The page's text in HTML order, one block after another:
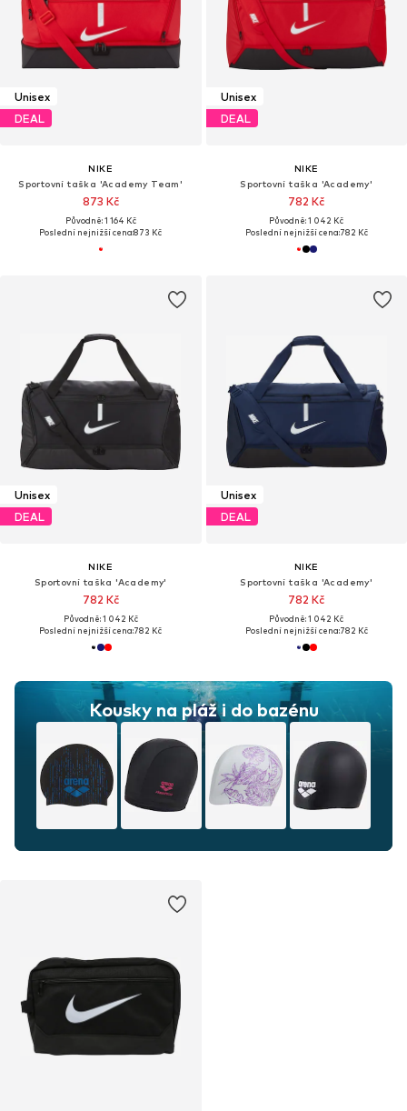
Unisex
DEAL
NIKE
Sportovní taška 'Academy Team'
873 Kč
Původně: 1 164 Kč
Poslední nejnižší cena:873 Kč
Unisex
DEAL
NIKE
Sportovní taška 'Academy'
782 Kč
Původně: 1 042 Kč
Poslední nejnižší cena:782 Kč
Unisex
DEAL
NIKE
Sportovní taška 'Academy'
782 Kč
Původně: 1 042 Kč
Poslední nejnižší cena:782 Kč
Kousky na pláž i do bazénu
Unisex
DEAL
NIKE
Sportovní taška 'Academy'
782 Kč
Původně: 1 042 Kč
Poslední nejnižší cena:782 Kč